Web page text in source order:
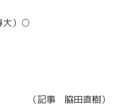
大）○
（記事 脇田直樹）